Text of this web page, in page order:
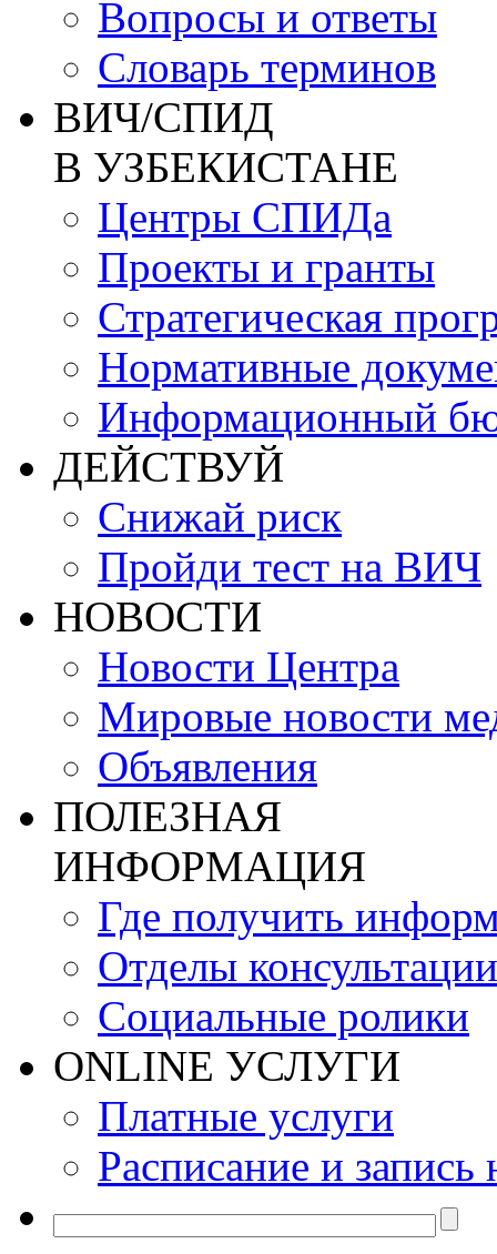
Вопросы и ответы
Словарь терминов
ВИЧ/СПИД
В УЗБЕКИСТАНЕ
Центры СПИДа
Проекты и гранты
Стратегическая
Нормативные
Информационный
ДЕЙСТВУЙ
Снижай риск
Пройди тест на ВИЧ
НОВОСТИ
Новости Центра
Мировые новости
Объявления
ПОЛЕЗНАЯ
ИНФОРМАЦИЯ
Где получить
Отделы консультации
Социальные ролики
ONLINE УСЛУГИ
Платные услуги
Расписание и запись